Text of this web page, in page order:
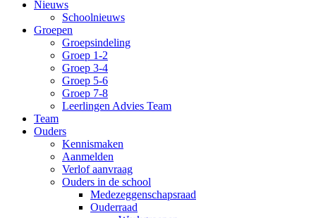
Nieuws
Schoolnieuws
Groepen
Groepsindeling
Groep 1-2
Groep 3-4
Groep 5-6
Groep 7-8
Leerlingen Advies Team
Team
Ouders
Kennismaken
Aanmelden
Verlof aanvraag
Ouders in de school
Medezeggenschapsraad
Ouderraad